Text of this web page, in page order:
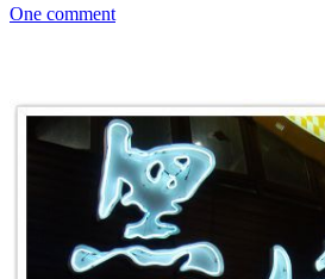
One comment